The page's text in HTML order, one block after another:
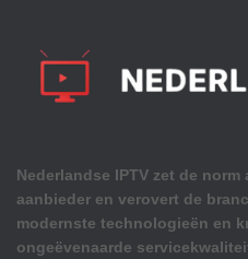
Nederlandse IPTV zet de
aanbieder en verovert de
modernste technologieën en
ongeëvenaarde